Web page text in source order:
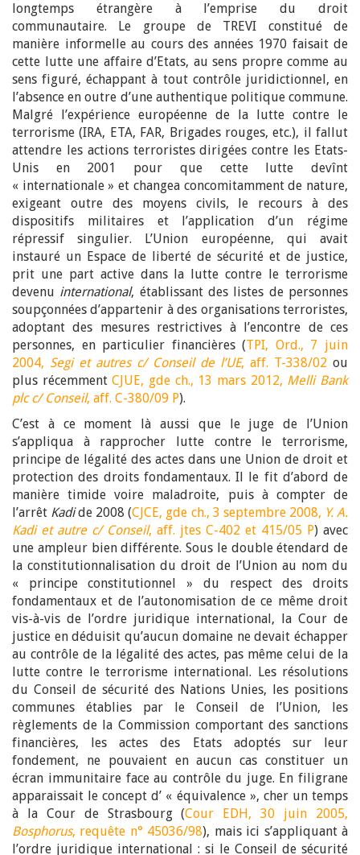
longtemps étrangère à l’emprise du droit
communautaire. Le groupe de TREVI constitué de
manière informelle au cours des années 1970 faisait de
cette lutte une affaire d’Etats, au sens propre comme au
sens figuré, échappant à tout contrôle juridictionnel, en
l’absence en outre d’une authentique politique commune.
Malgré l’expérience européenne de la lutte contre le
terrorisme (IRA, ETA, FAR, Brigades rouges, etc.), il fallut
attendre les actions terroristes dirigées contre les Etats-
Unis en 2001 pour que cette lutte devînt
« internationale » et changea concomitamment de nature,
exigeant outre des moyens civils, le recours à des
dispositifs militaires et l’application d’un régime
répressif singulier. L’Union européenne, qui avait
instauré un Espace de liberté de sécurité et de justice,
prit une part active dans la lutte contre le terrorisme
devenu international, établissant des listes de personnes
soupçonnées d’appartenir à des organisations terroristes,
adoptant des mesures restrictives à l’encontre de ces
personnes, en particulier financières (TPI, Ord., 7 juin
2004, Segi et autres c/ Conseil de l’UE, aff. T-338/02 ou
plus récemmentCJUE, gde ch., 13 mars 2012, Melli Bank
plc c/ Conseil, aff. C-380/09 P).
C’est à ce moment là aussi que le juge de l’Union
s’appliqua à rapprocher lutte contre le terrorisme,
principe de légalité des actes dans une Union de droit et
protection des droits fondamentaux. Il le fit d’abord de
manière timide voire maladroite, puis à compter de
l’arrêt Kadide 2008 (CJCE, gde ch., 3 septembre 2008, Y. A.
Kadi et autre c/ Conseil, aff. jtes C-402 et 415/05 P) avec
une ampleur bien différente. Sous le double étendard de
la constitutionnalisation du droit de l’Union au nom du
« principe constitutionnel » du respect des droits
fondamentaux et de l’autonomisation de ce même droit
vis-à-vis de l’ordre juridique international, la Cour de
justice en déduisit qu’aucun domaine ne devait échapper
au contrôle de la légalité des actes, pas même celui de la
lutte contre le terrorisme international. Les résolutions
du Conseil de sécurité des Nations Unies, les positions
communes établies par le Conseil de l’Union, les
règlements de la Commission comportant des sanctions
financières, les actes des Etats adoptés sur leur
fondement, ne pouvaient en aucun cas constituer un
écran immunitaire face au contrôle du juge. En filigrane
apparaissait le concept d’ « équivalence », cher un temps
à la Cour de Strasbourg (Cour EDH, 30 juin 2005,
Bosphorus, requête n° 45036/98), mais ici s’appliquant à
l’ordre juridique international : si le Conseil de sécurité